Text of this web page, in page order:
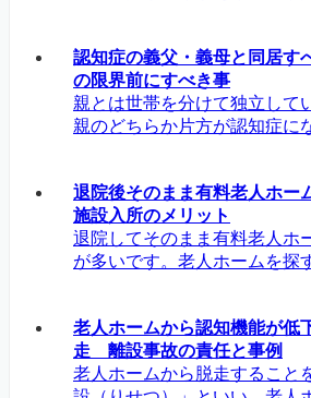
認知症の義父・義母と同居す
の限界前にすべき事
親とは世帯を分けて独立して
親のどちらか片方が認知症に
退院後そのまま有料老人ホー
施設入所のメリット
退院してそのまま有料老人ホ
が多いです。老人ホームを探
老人ホームから認知機能が低
走 離設事故の責任と事例
老人ホームから脱走すること